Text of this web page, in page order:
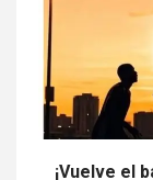
¡Vuelve el